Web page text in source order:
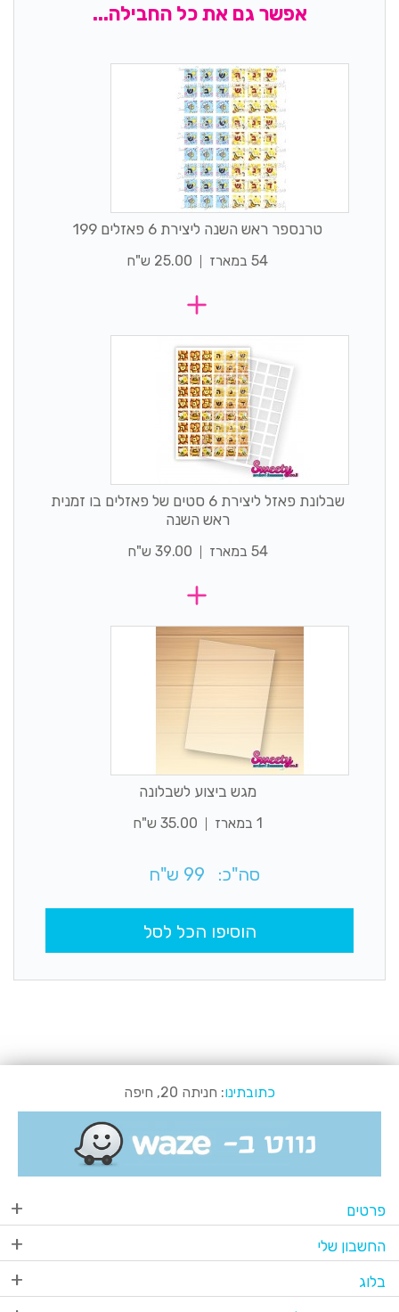
אפשר גם את כל החבילה...
טרנספר ראש השנה ליצירת 6 פאזלים 199
54 במארז 25.00 ש"ח
שבלונת פאזל ליצירת 6 סטים של פאזלים בו זמנית
ראש השנה
54 במארז 39.00 ש"ח
מגש ביצוע לשבלונה
1 במארז 35.00 ש"ח
סה"כ: 99 ש"ח
הוסיפו הכל לסל
כתובתינו: חניתה 20, חיפה
פרטים
החשבון שלי
בלוג